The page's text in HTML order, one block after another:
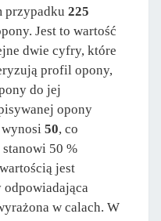
przypadku 225
Jest to wartość
dwie cyfry, które
profil opony,
do jej
opony
50, co
50 %
jest
odpowiadająca
w calach. W